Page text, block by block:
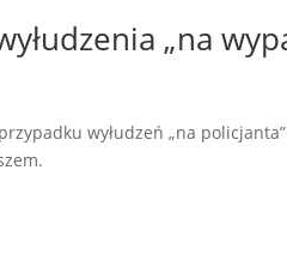
„na
wyłudzeń „na